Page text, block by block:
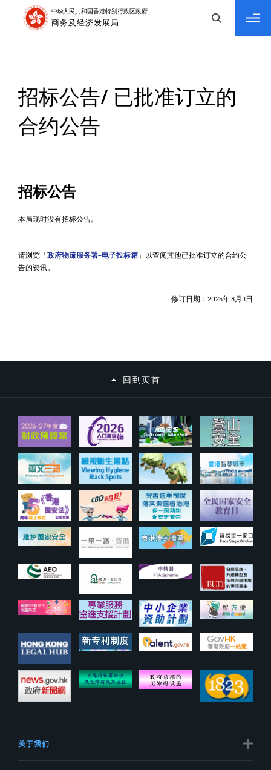
tab to navigate
招标公告/ 已批准订立的
合约公告
招标公告
本局现时没有招标公告。
请浏览「政府物流服务署–电子投标箱 」以查阅其他已批准订立的合约公
告的资讯。
修订日期：2025年 8月 1日
回到页首
关于我们